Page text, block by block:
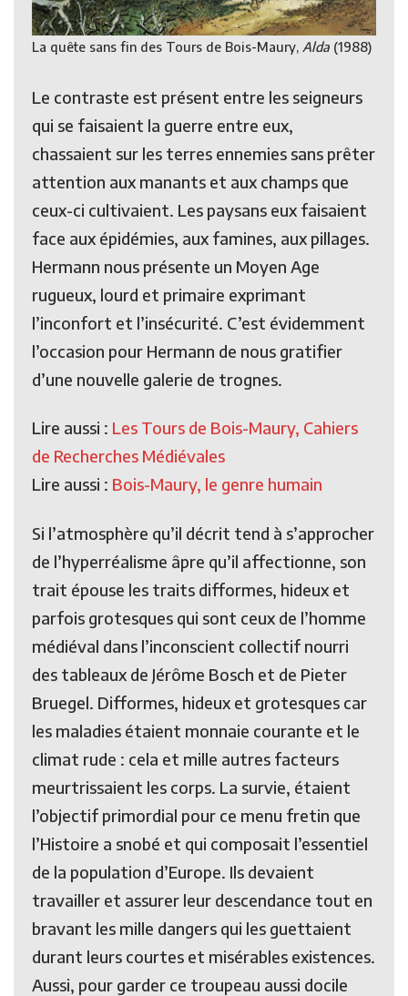
La quête sans fin des Tours de Bois-Maury, Alda (1988)
Le contraste est présent entre les seigneurs
qui se faisaient la guerre entre eux,
chassaient sur les terres ennemies sans prêter
attention aux manants et aux champs que
ceux-ci cultivaient. Les paysans eux faisaient
face aux épidémies, aux famines, aux pillages.
Hermann nous présente un Moyen Age
rugueux, lourd et primaire exprimant
l’inconfort et l’insécurité. C’est évidemment
l’occasion pour Hermann de nous gratifier
d’une nouvelle galerie de trognes.
Lire aussi : Les Tours de Bois-Maury, Cahiers
de Recherches Médiévales
Lire aussi : Bois-Maury, le genre humain
Si l’atmosphère qu’il décrit tend à s’approcher
de l’hyperréalisme âpre qu’il affectionne, son
trait épouse les traits difformes, hideux et
parfois grotesques qui sont ceux de l’homme
médiéval dans l’inconscient collectif nourri
des tableaux de Jérôme Bosch et de Pieter
Bruegel. Difformes, hideux et grotesques car
les maladies étaient monnaie courante et le
climat rude : cela et mille autres facteurs
meurtrissaient les corps. La survie, étaient
l’objectif primordial pour ce menu fretin que
l’Histoire a snobé et qui composait l’essentiel
de la population d’Europe. Ils devaient
travailler et assurer leur descendance tout en
bravant les mille dangers qui les guettaient
durant leurs courtes et misérables existences.
Aussi, pour garder ce troupeau aussi docile